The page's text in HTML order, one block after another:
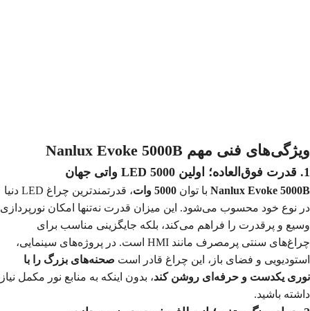
ویژگی‌های فنی مهم Nanlux Evoke 5000B
1. قدرت فوق‌العاده؛ اولین LED 5000 واتی جهان
Nanlux Evoke 5000B با توان 5000 وات
، قدرتمندترین چراغ LED دنیا
در نوع خود محسوب می‌شود. این میزان قدرت نه‌تنها امکان نورپردازی
وسیع و پرقدرت را فراهم می‌کند، بلکه جایگزینی مناسب برای
چراغ‌های سنتی پرمصرف مانند HMI است. در پروژه‌های سینمایی،
استودیویی و فضای باز، این چراغ قادر است صحنه‌های بزرگ را با
نوری یکدست و حرفه‌ای روشن کند، بدون اینکه به منابع نور مکمل نیاز
داشته باشید.